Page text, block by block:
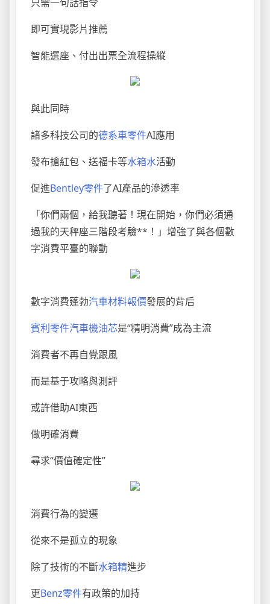
即可實現影片推薦
智能選座、付出出票全流程操縱
與此同時
諸多科技公司的德系車零件AI應用
發布搶紅包、送福卡等水箱水活動
促進Bentley零件了AI產品的滲透率
「你們兩個，給我聽著！現在開始，你們必須通
過我的天秤座三階段考驗**！」增強了與各個數
字消費平臺的聯動
數字消費蓬勃汽車材料報價發展的背后
賓利零件汽車機油芯是“精明消費”成為主流
消費者不再自覺跟風
而是基于攻略與測評
或許借助AI東西
做明確消費
尋求“價值確定性”
消費行為的變遷
從來不是孤立的現象
除了技術的不斷水箱精進步
更Benz零件有政策的加持